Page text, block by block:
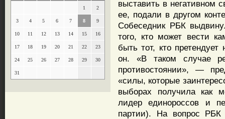
1 2
3 4 5 6 7 8 9
10 11 12 13 14 15 16
17 18 19 20 21 22 23
24 25 26 27 28 29 30
31
выставить в негативном
ее, подали в другом
Собеседник РБК
того, кто может вести
быть тот, кто
он. «В таком случае
противостоянии», —
«силы, которые
выборах получила как
лидер единороссов и
партии). На вопрос